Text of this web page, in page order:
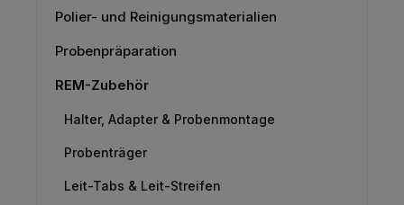
Polier- und Reinigungsmaterialien
Probenpräparation
REM-Zubehör
Halter, Adapter & Probenmontage
Probenträger
Leit-Tabs & Leit-Streifen